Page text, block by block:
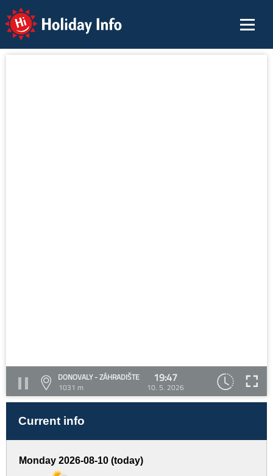
Holiday Info
DONOVALY - ZÁHRADIŠTE
1031 m
19:47
10. 5. 2026
Current info
Monday 2026-08-10 (today)